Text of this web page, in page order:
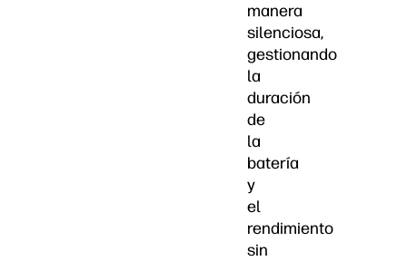
manera
silenciosa,
gestionando
la
duración
de
la
batería
y
el
rendimiento
sin